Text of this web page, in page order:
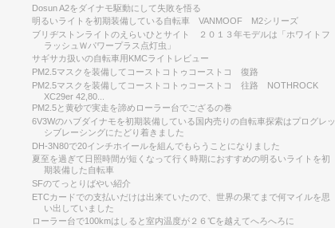
Dosun A2をダイナモ駆動にして失敗を悟る
明るいライトを初期装備している自転車 VANMOOF M2シリーズ
ブリヂストンライトのえらいひとサイト ２０１３年モデルは「ホワイトフ
ラッシュＷパワープラス点灯虫」
サギサカ扱いの自転車用KMCライトレビュー
PM2.5マスクを装備してコーストコトゥコーストコ 復路
PM2.5マスクを装備してコーストコトゥコーストコ 往路 NOTHROCK
XC29er 42,80...
PM2.5と黄砂で実走を諦めローラー台でござるの巻
6V3Wのハブダイナモを初期装備している国内売りの自転車探索はプログレッ
シブレーシングにたどり着きました
DH-3N80で20インチホイールを組んでもらうことになりました
夏至を過ぎて日照時間が短くなって行く時期におすすめの明るいライトを初
期装備した自転車
SFのてっとりばやい紹介
ETCカードでの支払いだけは出来ていたので、世界の果てまで何マイルを思
い出していました
ローラー台で100kmはしると室内温度が２６℃を越えてへろへろに